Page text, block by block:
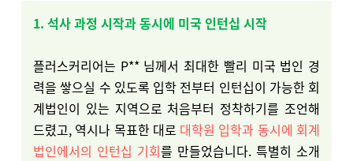
1. 석사 과정 시작과 동시에 미국 인턴십 시작
플러스커리어는 P** 님께서 최대한 빨리 미국 법인 경
력을 쌓으실 수 있도록 입학 전부터 인턴십이 가능한 회
계법인이 있는 지역으로 처음부터 정착하기를 조언해
드렸고, 역시나 목표한 대로 대학원 입학과 동시에 회계
법인에서의 인턴십 기회를 만들었습니다. 특별히 소개